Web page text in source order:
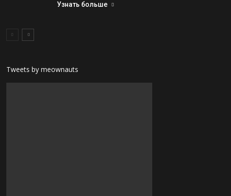
Узнать больше
Tweets by meownauts